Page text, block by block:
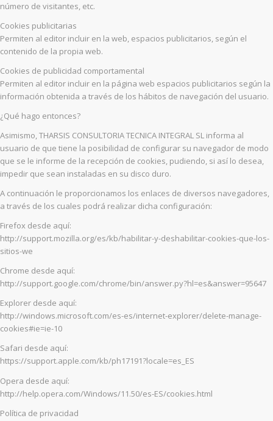
número de visitantes, etc.
Cookies publicitarias
Permiten al editor incluir en la web, espacios publicitarios, según el
contenido de la propia web.
Cookies de publicidad comportamental
Permiten al editor incluir en la página web espacios publicitarios según la
información obtenida a través de los hábitos de navegación del usuario.
¿Qué hago entonces?
Asimismo, THARSIS CONSULTORIA TECNICA INTEGRAL SL informa al
usuario de que tiene la posibilidad de configurar su navegador de modo
que se le informe de la recepción de cookies, pudiendo, si así lo desea,
impedir que sean instaladas en su disco duro.
A continuación le proporcionamos los enlaces de diversos navegadores,
a través de los cuales podrá realizar dicha configuración:
Firefox desde aquí:
http://support.mozilla.org/es/kb/habilitar-y-deshabilitar-cookies-que-los-
sitios-we
Chrome desde aquí:
http://support.google.com/chrome/bin/answer.py?hl=es&answer=95647
Explorer desde aquí:
http://windows.microsoft.com/es-es/internet-explorer/delete-manage-
cookies#ie=ie-10
Safari desde aquí:
https://support.apple.com/kb/ph17191?locale=es_ES
Opera desde aquí:
http://help.opera.com/Windows/11.50/es-ES/cookies.html
Política de privacidad